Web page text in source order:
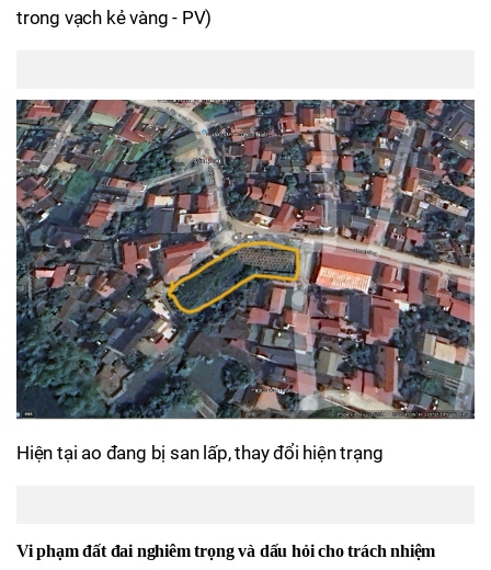
trong vạch kẻ vàng - PV)
Hiện tại ao đang bị san lấp, thay đổi hiện trạng
Viphạmđất đai nghiêmtrọngvà dấu hỏi cho trách nhiệm